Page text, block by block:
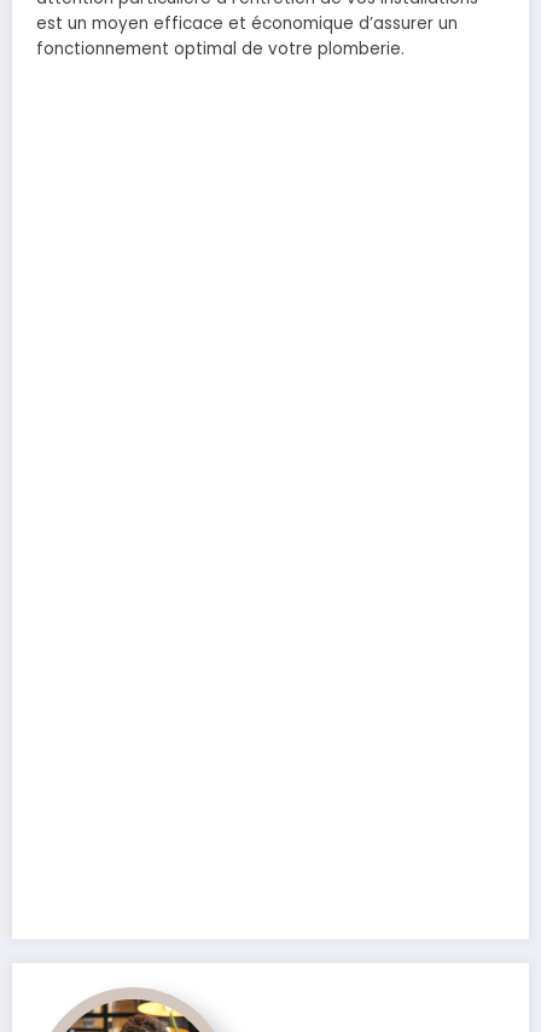
est un moyen efficace et économique d’assurer un
fonctionnement optimal de votre plomberie.